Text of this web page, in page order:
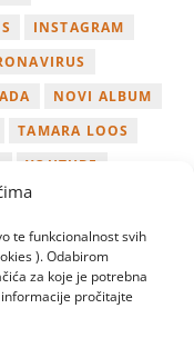
te funkcionalnost svih
). Odabirom
za koje je potrebna
pročitajte
INSTAGRAM
NOVI ALBUM
TAMARA LOOS
YOUTUBE